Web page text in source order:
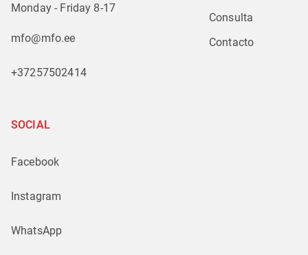
Monday - Friday 8-17
mfo@mfo.ee
+37257502414
Consulta
Contacto
SOCIAL
Facebook
Instagram
WhatsApp